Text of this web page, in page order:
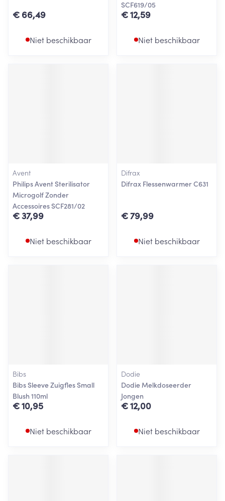
€ 66,49
Niet beschikbaar
SCF619/05
€ 12,59
Niet beschikbaar
Avent
Philips Avent Sterilisator
Microgolf Zonder
Accessoires SCF281/02
€ 37,99
Niet beschikbaar
Difrax
Difrax Flessenwarmer C631
€ 79,99
Niet beschikbaar
Bibs
Bibs Sleeve Zuigfles Small
Blush 110ml
€ 10,95
Niet beschikbaar
Dodie
Dodie Melkdoseerder
Jongen
€ 12,00
Niet beschikbaar